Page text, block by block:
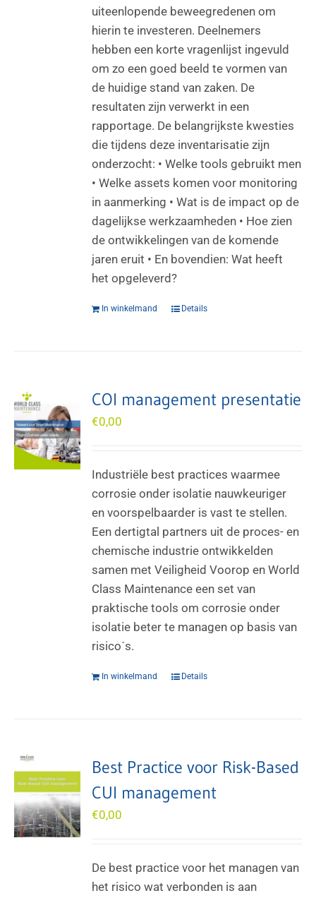
uiteenlopende beweegredenen om
hierin te investeren. Deelnemers
hebben een korte vragenlijst ingevuld
om zo een goed beeld te vormen van
de huidige stand van zaken. De
resultaten zijn verwerkt in een
rapportage. De belangrijkste kwesties
die tijdens deze inventarisatie zijn
onderzocht: • Welke tools gebruikt men
• Welke assets komen voor monitoring
in aanmerking • Wat is de impact op de
dagelijkse werkzaamheden • Hoe zien
de ontwikkelingen van de komende
jaren eruit • En bovendien: Wat heeft
het opgeleverd?
In winkelmand Details
COI management presentatie
€0,00
Industriële best practices waarmee
corrosie onder isolatie nauwkeuriger
en voorspelbaarder is vast te stellen.
Een dertigtal partners uit de proces- en
chemische industrie ontwikkelden
samen met Veiligheid Voorop en World
Class Maintenance een set van
praktische tools om corrosie onder
isolatie beter te managen op basis van
risico´s.
In winkelmand Details
Best Practice voor Risk-Based
CUI management
€0,00
De best practice voor het managen van
het risico wat verbonden is aan